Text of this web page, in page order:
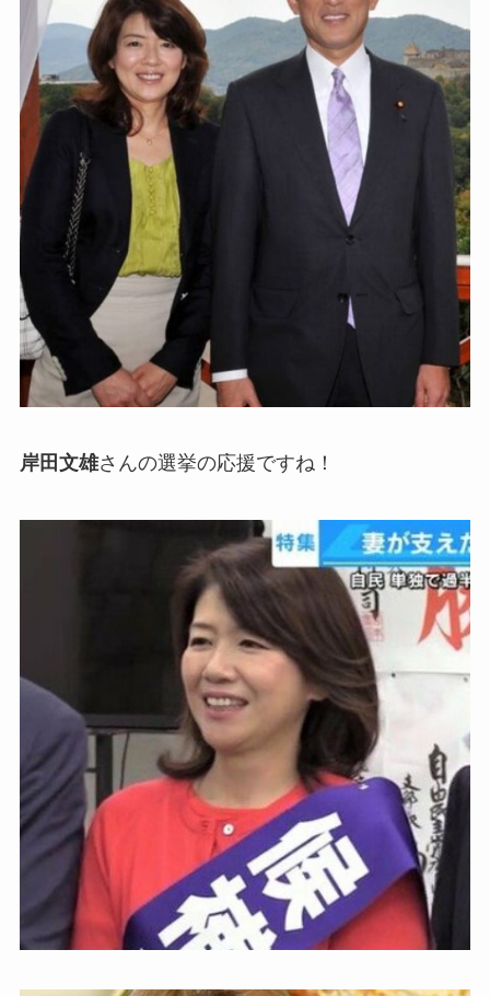
岸田文雄さんの選挙の応援ですね！